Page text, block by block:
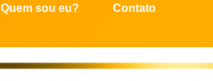
Quem sou eu? Contato